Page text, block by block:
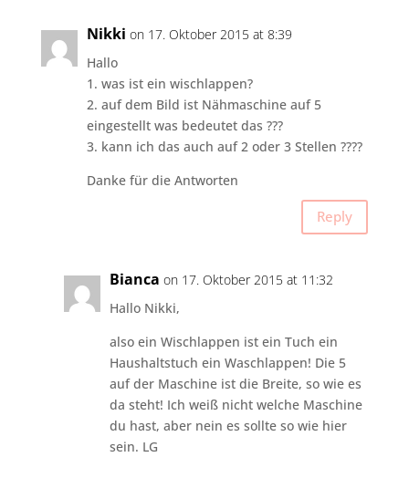
Nikki on 17. Oktober 2015 at 8:39
Hallo
1. was ist ein wischlappen?
2. auf dem Bild ist Nähmaschine auf 5
eingestellt was bedeutet das ???
3. kann ich das auch auf 2 oder 3 Stellen ????
Danke für die Antworten
Reply
Bianca on 17. Oktober 2015 at 11:32
Hallo Nikki,
also ein Wischlappen ist ein Tuch ein
Haushaltstuch ein Waschlappen! Die 5
auf der Maschine ist die Breite, so wie es
da steht! Ich weiß nicht welche Maschine
du hast, aber nein es sollte so wie hier
sein. LG